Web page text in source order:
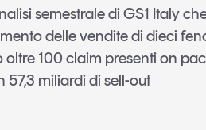
semestrale di GS1 Italy
delle vendite di dieci
100 claim presenti on
57,3 miliardi di sell-out